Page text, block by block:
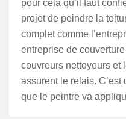
pour cela qu’il faut
projet de peindre la
complet comme
entreprise de
couvreurs nettoyeurs et
assurent le relais.
que le peintre va